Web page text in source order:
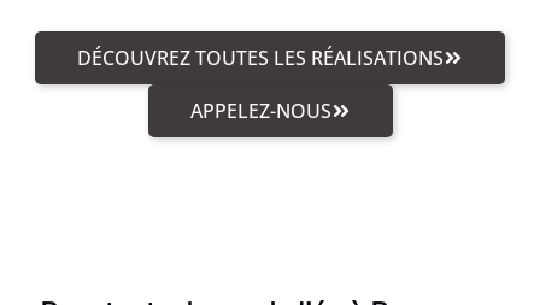
DÉCOUVREZ TOUTES LES RÉALISATIONS
APPELEZ-NOUS